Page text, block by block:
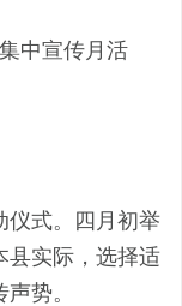
中宣传月活
式。 四月 初举
县实际，选择适
声势。